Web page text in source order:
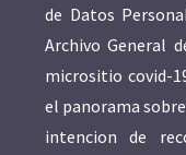
de Datos
Archivo General
micrositio covid-
el panorama
intencion de